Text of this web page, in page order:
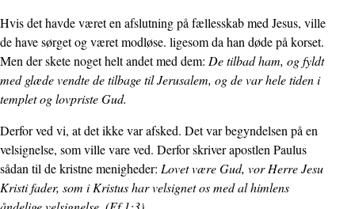
Hvis det havde været en afslutning på fællesskab med Jesus, ville
de have sørget og været modløse. ligesom da han døde på korset.
Men der skete noget helt andet med dem: De tilbad ham, og fyldt
med glæde vendte de tilbage til Jerusalem, og de var hele tiden i
templet og lovpriste Gud.
Derfor ved vi, at det ikke var afsked. Det var begyndelsen på en
velsignelse, som ville vare ved. Derfor skriver apostlen Paulus
sådan til de kristne menigheder: Lovet være Gud, vor Herre Jesu
Kristi fader, som i Kristus har velsignet os med al himlens